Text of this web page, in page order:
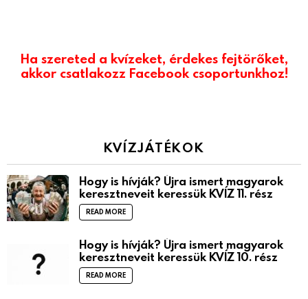
Ha szereted a kvízeket, érdekes fejtörőket,
akkor csatlakozz Facebook csoportunkhoz!
KVÍZJÁTÉKOK
Hogy is hívják? Újra ismert magyarok
keresztneveit keressük KVÍZ 11. rész
READ MORE
Hogy is hívják? Újra ismert magyarok
keresztneveit keressük KVÍZ 10. rész
READ MORE